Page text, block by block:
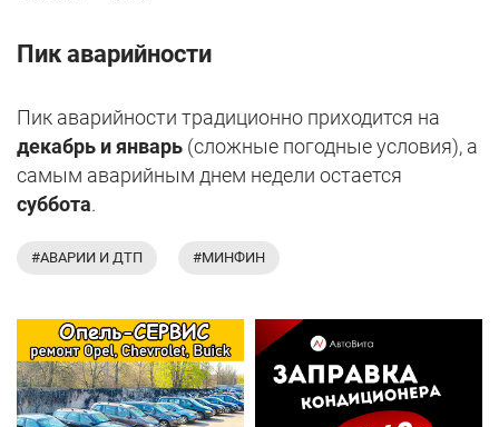
Пик аварийности
Пик аварийности традиционно приходится на
декабрь и январь (сложные погодные условия), а
самым аварийным днем недели остается
суббота.
#АВАРИИ И ДТП #МИНФИН